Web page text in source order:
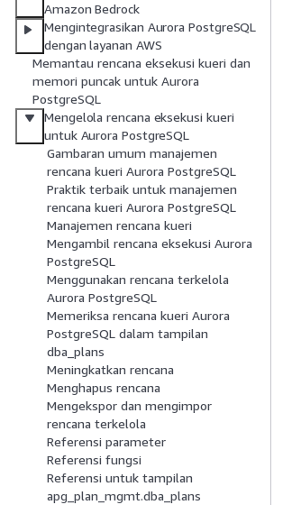
Amazon Bedrock
Mengintegrasikan Aurora PostgreSQL
dengan layanan AWS
Memantau rencana eksekusi kueri dan
memori puncak untuk Aurora
PostgreSQL
Mengelola rencana eksekusi kueri
untuk Aurora PostgreSQL
Gambaran umum manajemen
rencana kueri Aurora PostgreSQL
Praktik terbaik untuk manajemen
rencana kueri Aurora PostgreSQL
Manajemen rencana kueri
Mengambil rencana eksekusi Aurora
PostgreSQL
Menggunakan rencana terkelola
Aurora PostgreSQL
Memeriksa rencana kueri Aurora
PostgreSQL dalam tampilan
dba_plans
Meningkatkan rencana
Menghapus rencana
Mengekspor dan mengimpor
rencana terkelola
Referensi parameter
Referensi fungsi
Referensi untuk tampilan
apg_plan_mgmt.dba_plans